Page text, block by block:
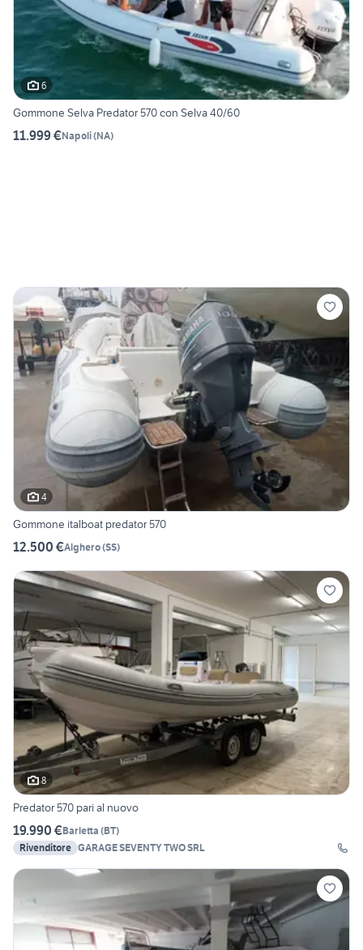
6
Gommone Selva Predator 570 con Selva 40/60
11.999 €Napoli(NA)
4
Gommone italboat predator 570
12.500 €Alghero(SS)
8
Predator 570 pari al nuovo
19.990 €Barletta (BT)
Rivenditore GARAGE SEVENTY TWO SRL